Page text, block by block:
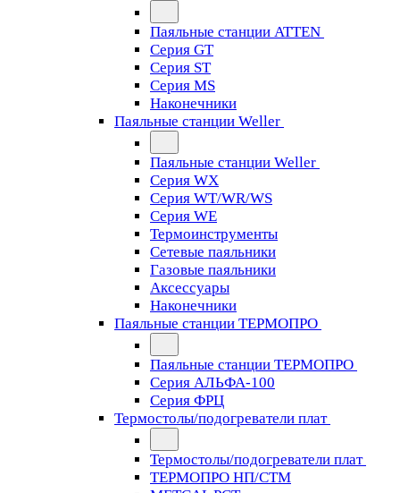
Паяльные станции ATTEN
Серия GT
Серия ST
Серия MS
Наконечники
Паяльные станции Weller
Паяльные станции Weller
Серия WX
Серия WT/WR/WS
Серия WE
Термоинструменты
Сетевые паяльники
Газовые паяльники
Аксессуары
Наконечники
Паяльные станции ТЕРМОПРО
Паяльные станции ТЕРМОПРО
Серия АЛЬФА-100
Серия ФРЦ
Термостолы/подогреватели плат
Термостолы/подогреватели плат
ТЕРМОПРО НП/СТМ